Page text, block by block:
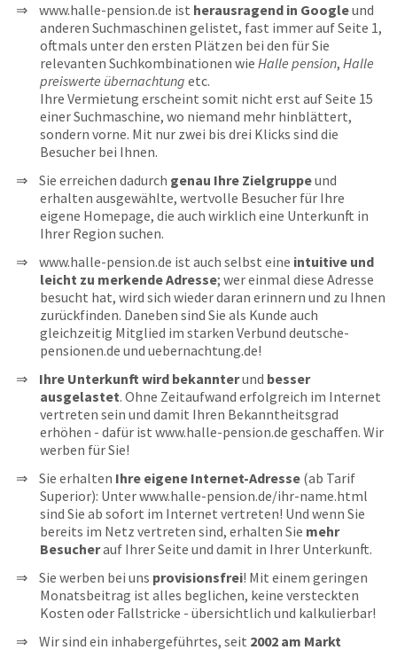
www.halle-pension.de ist herausragend in Googleund
anderen Suchmaschinen gelistet, fast immer auf Seite 1,
oftmals unter den ersten Plätzen bei den für Sie
relevanten Suchkombinationen wie Halle pension, Halle
preiswerte übernachtung etc.
Ihre Vermietung erscheint somit nicht erst auf Seite 15
einer Suchmaschine, wo niemand mehr hinblättert,
sondern vorne. Mit nur zwei bis drei Klicks sind die
Besucher bei Ihnen.
Sie erreichen dadurch genau Ihre Zielgruppeund
erhalten ausgewählte, wertvolle Besucher für Ihre
eigene Homepage, die auch wirklich eine Unterkunft in
Ihrer Region suchen.
www.halle-pension.de ist auch selbst eine intuitive und
leicht zu merkende Adresse; wer einmal diese Adresse
besucht hat, wird sich wieder daran erinnern und zu Ihnen
zurückfinden. Daneben sind Sie als Kunde auch
gleichzeitig Mitglied im starken Verbund deutsche-
pensionen.de und uebernachtung.de!
Ihre Unterkunft wird bekannterund besser
ausgelastet. Ohne Zeitaufwand erfolgreich im Internet
vertreten sein und damit Ihren Bekanntheitsgrad
erhöhen - dafür ist www.halle-pension.de geschaffen. Wir
werben für Sie!
Sie erhalten Ihre eigene Internet-Adresse (ab Tarif
Superior): Unter www.halle-pension.de/ihr-name.html
sind Sie ab sofort im Internet vertreten! Und wenn Sie
bereits im Netz vertreten sind, erhalten Sie mehr
Besucherauf Ihrer Seite und damit in Ihrer Unterkunft.
Sie werben bei uns provisionsfrei! Mit einem geringen
Monatsbeitrag ist alles beglichen, keine versteckten
Kosten oder Fallstricke - übersichtlich und kalkulierbar!
Wir sind ein inhabergeführtes, seit 2002 am Markt